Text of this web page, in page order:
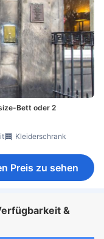
Bett oder 2
Kleiderschrank
Preis zu sehen
&